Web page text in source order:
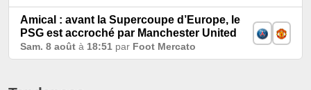
Amical : avant la Supercoupe d’Europe, le
PSG est accroché par Manchester United
Sam. 8 août à 18:51 par Foot Mercato